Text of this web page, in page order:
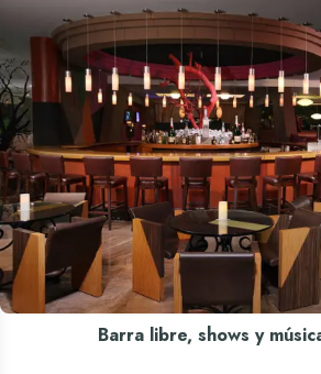
Barra libre, shows y